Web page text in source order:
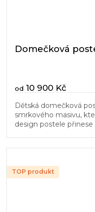
Domečková
od 10 900 Kč
Dětská domečková
smrkového masivu,
design postele
TOP produkt